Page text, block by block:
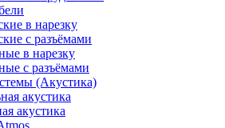
в нарезку
с разъёмами
в нарезку
с разъёмами
(Акустика)
акустика
акустика